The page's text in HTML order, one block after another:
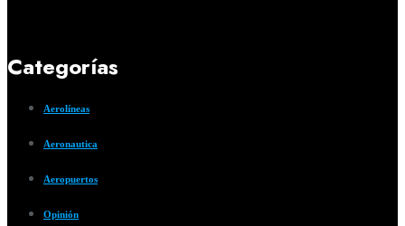
Categorías
Aerolíneas
Aeronautica
Aeropuertos
Opinión